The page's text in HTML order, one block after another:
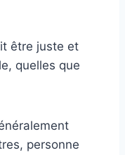
être juste et
quelles que
personne